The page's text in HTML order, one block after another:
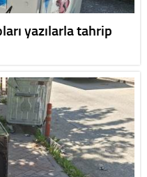
yazılarla tahrip